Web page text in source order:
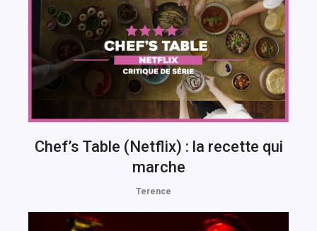
Chef’s Table (Netflix) : la recette qui
marche
Terence